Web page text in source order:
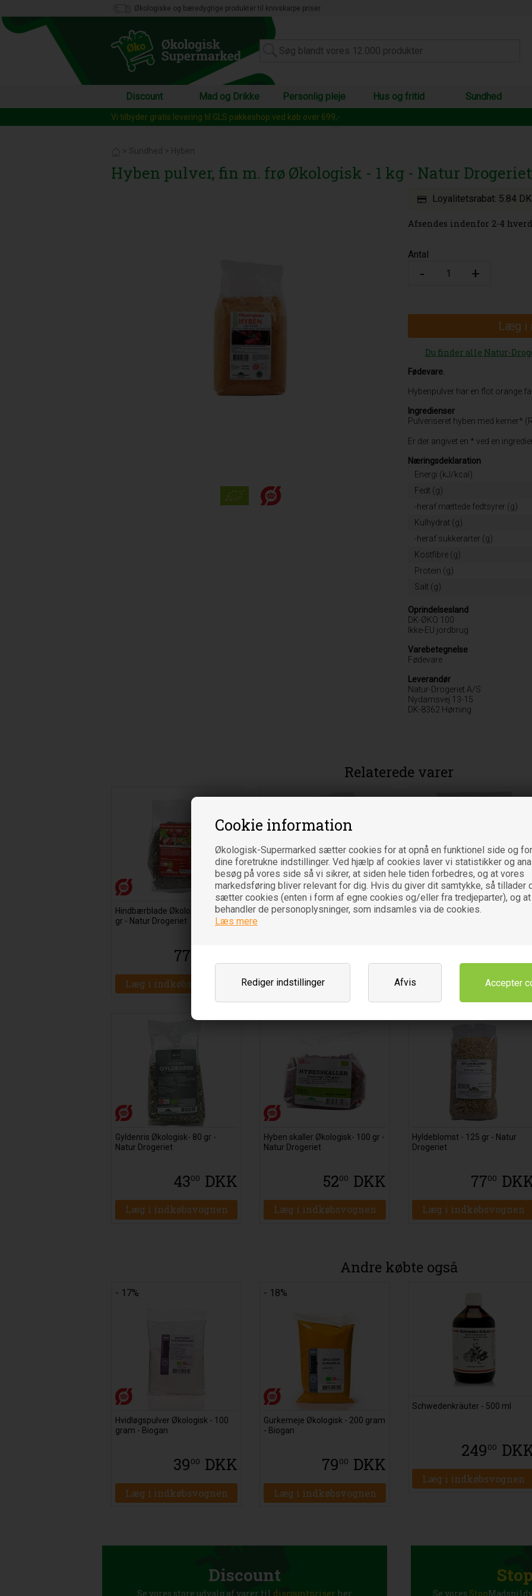
Cookie information
Økologisk-Supermarked sætter cookies for at opnå en funktionel side og
dine foretrukne indstillinger. Ved hjælp af cookies laver vi statistikker og
besøg på vores side så vi sikrer, at siden hele tiden forbedres, og at vores
markedsføring bliver relevant for dig. Hvis du giver dit samtykke, så tillader
sætter cookies (enten i form af egne cookies og/eller fra tredjeparter), og
behandler de personoplysninger, som indsamles via de cookies.
Læs mere
Rediger indstillinger Afvis
Økologiske og bæredygtige produkter til knivskarpe priser
Discount Mad og Drikke Personlig pleje Hus og fritid Sundhed
Vi tilbyder gratis levering til GLS pakkeshop ved køb over 699,-
> Sundhed > Hyben
Hyben pulver, fin m. frø Økologisk - 1 kg - Natur Drogeriet
Loyalitetsrabat: 5.84
Afsendes indenfor 2-4
Antal
Læg i
Du finder alle Natur-
Fødevare.
Hybenpulver har en flot orange
Ingredienser
Pulveriseret hyben med kerner*
Er der angivet en * ved en
Næringsdeklaration
Energi (kJ/kcal)
Fedt (g)
-heraf mættede fedtsyrer (g)
Kulhydrat (g)
-heraf sukkerarter (g)
Kostfibre (g)
Protein (g)
Salt (g)
Oprindelsesland
DK-ØKO 100
Ikke-EU jordbrug
Varebetegnelse
Fødevare
Leverandør
Natur-Drogeriet A/S
Nydamsvej 13-15
DK-8362 Hørning
Relaterede varer
Hindbærblade Økologiske - 100
gr - Natur Drogeriet
77
Læg i indkøbsvognen
Gyldenris - 115 gr - Natur
Læg i indkøbsvognen
Hyben pulver fin m/frø - 500 gr -
Læg i indkøbsvognen
Gyldenris Økologisk- 80 gr -
Natur Drogeriet
4300 DKK
Læg i indkøbsvognen
Hyben skaller Økologisk- 100 gr -
Natur Drogeriet
5200 DKK
Læg i indkøbsvognen
Hyldeblomst - 125 gr - Natur
Drogeriet
7700
Læg i indkøbsvognen
Andre købte også
- 17%
Hvidløgspulver Økologisk - 100
gram - Biogan
3900 DKK
Læg i indkøbsvognen
- 18%
Gurkemeje Økologisk - 200 gram
- Biogan
7900 DKK
Læg i indkøbsvognen
Schwedenkräuter - 500 ml
24900
Læg i indkøbsvognen
Discount
Se vores store udvalg af varer til discountpriser her
Stop
Se vores Stop